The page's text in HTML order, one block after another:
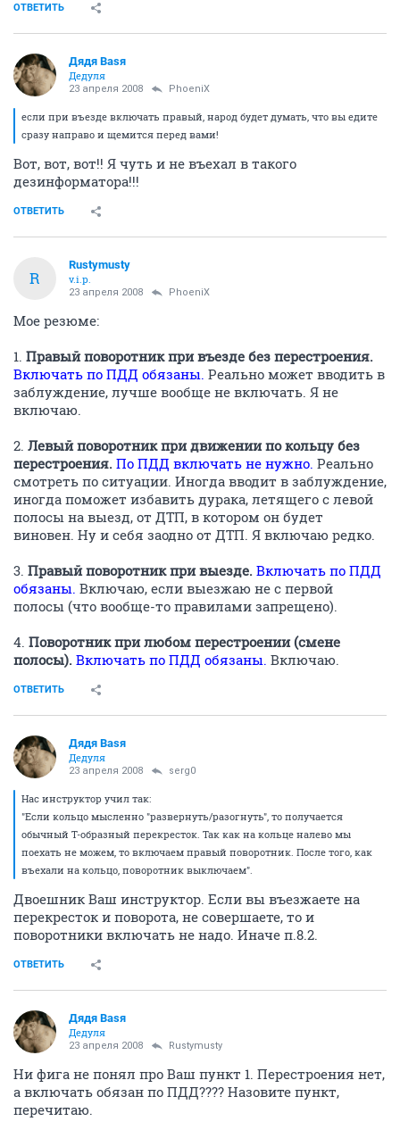
ОТВЕТИТЬ
Дядя Ваsя
Дедуля
23 апреля 2008 PhoeniX
если при въезде включать правый, народ будет думать, что вы едите
сразу направо и щемится перед вами!
Вот, вот, вот!! Я чуть и не въехал в такого
дезинформатора!!!
ОТВЕТИТЬ
R
Rustymusty
v.i.p.
23 апреля 2008 PhoeniX
Мое резюме:
1. Правый поворотник при въезде без перестроения.
Включать по ПДД обязаны. Реально может вводить в
заблуждение, лучше вообще не включать. Я не
включаю.
2. Левый поворотник при движении по кольцу без
перестроения. По ПДД включать не нужно. Реально
смотреть по ситуации. Иногда вводит в заблуждение,
иногда поможет избавить дурака, летящего с левой
полосы на выезд, от ДТП, в котором он будет
виновен. Ну и себя заодно от ДТП. Я включаю редко.
3. Правый поворотник при выезде. Включать по ПДД
обязаны. Включаю, если выезжаю не с первой
полосы (что вообще-то правилами запрещено).
4. Поворотник при любом перестроении (смене
полосы). Включать по ПДД обязаны. Включаю.
ОТВЕТИТЬ
Дядя Ваsя
Дедуля
23 апреля 2008 serg0
Нас инструктор учил так:
"Если кольцо мысленно "развернуть/разогнуть", то получается
обычный Т-образный перекресток. Так как на кольце налево мы
поехать не можем, то включаем правый поворотник. После того, как
въехали на кольцо, поворотник выключаем".
Двоешник Ваш инструктор. Если вы въезжаете на
перекресток и поворота, не совершаете, то и
поворотники включать не надо. Иначе п.8.2.
ОТВЕТИТЬ
Дядя Ваsя
Дедуля
23 апреля 2008 Rustymusty
Ни фига не понял про Ваш пункт 1. Перестроения нет,
а включать обязан по ПДД???? Назовите пункт,
перечитаю.